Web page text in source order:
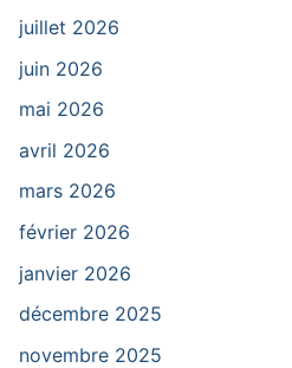
juillet 2026
juin 2026
mai 2026
avril 2026
mars 2026
février 2026
janvier 2026
décembre 2025
novembre 2025